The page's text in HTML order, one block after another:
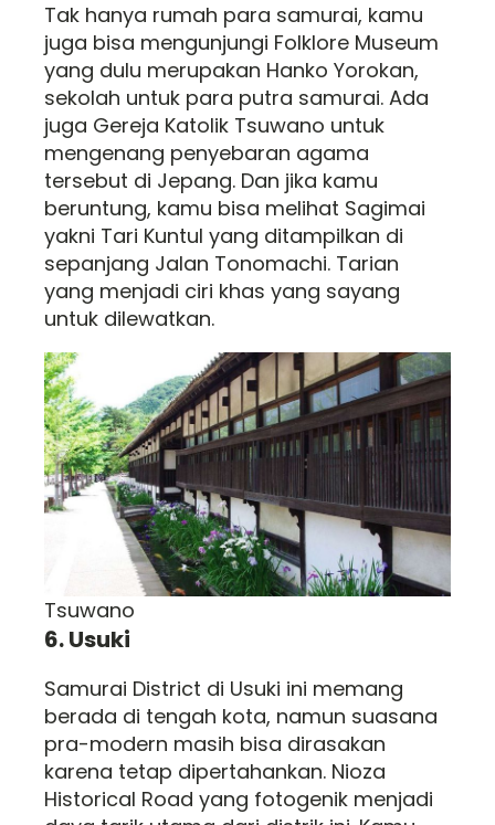
Tak hanya rumah para samurai, kamu
juga bisa mengunjungi Folklore Museum
yang dulu merupakan Hanko Yorokan,
sekolah untuk para putra samurai. Ada
juga Gereja Katolik Tsuwano untuk
mengenang penyebaran agama
tersebut di Jepang. Dan jika kamu
beruntung, kamu bisa melihat Sagimai
yakni Tari Kuntul yang ditampilkan di
sepanjang Jalan Tonomachi. Tarian
yang menjadi ciri khas yang sayang
untuk dilewatkan.
Tsuwano
6. Usuki
Samurai District di Usuki ini memang
berada di tengah kota, namun suasana
pra-modern masih bisa dirasakan
karena tetap dipertahankan. Nioza
Historical Road yang fotogenik menjadi